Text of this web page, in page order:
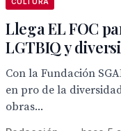
Llega EL FOC
LGTBIQ y
Con la Fundación
en pro de la
obras...